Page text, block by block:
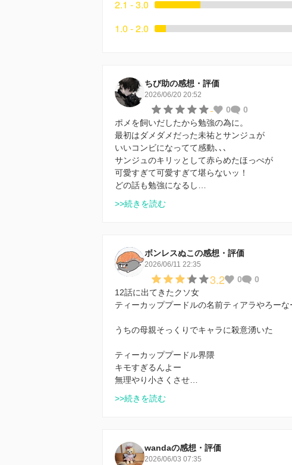
2.1 - 3.0
1.0 - 2.0
ちび助の感想・評価
2026/06/20 20:52
- 0
0
ポメを飼いだしたから勉強の為に。
最初はダメダメだった未祐とサンジュが
いいコンビになってて感動､､､
サンジュのキリッとして赤らめたほっぺが
可愛すぎて可愛すぎて堪らないッ！
どの話も勉強になるし…
>>続きを読む
ボンレスぬこの感想・評価
2026/06/11 22:35
3.2 0
0
12話に出てきたクソ女
ティーカッププードルの名前ティアラやろー
うちの母親そっくりでキャラに殺意湧いた
ティーカッププードル界隈
キモすぎるんよー
無理やり小さくさせ…
>>続きを読む
wandaの感想・評価
2026/06/03 07:35